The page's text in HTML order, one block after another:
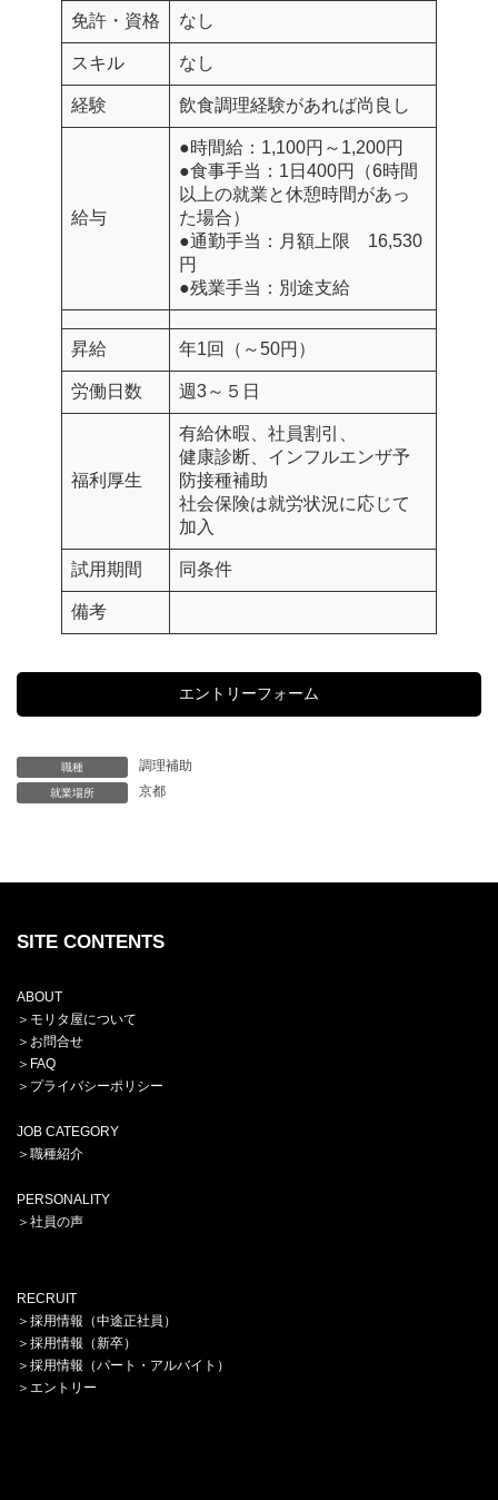
免許・資格 なし
スキル なし
経験 飲食調理経験があれば尚良し
給与
●時間給：1,100円～1,200円
●食事手当：1日400円（6時間
以上の就業と休憩時間があっ
た場合）
●通勤手当：月額上限 16,530
円
●残業手当：別途支給
昇給 年1回（～50円）
労働日数 週3～５日
福利厚生
有給休暇、社員割引、
健康診断、インフルエンザ予
防接種補助
社会保険は就労状況に応じて
加入
試用期間 同条件
備考
エントリーフォーム
職種 調理補助
就業場所 京都
SITE CONTENTS
ABOUT
＞ モリタ屋について
＞ お問合せ
＞ FAQ
＞プライバシーポリシー
JOB CATEGORY
＞ 職種紹介
PERSONALITY
＞ 社員の声
RECRUIT
＞ 採用情報（中途正社員）
＞ 採用情報（新卒）
＞ 採用情報（パート・アルバイト）
＞ エントリー